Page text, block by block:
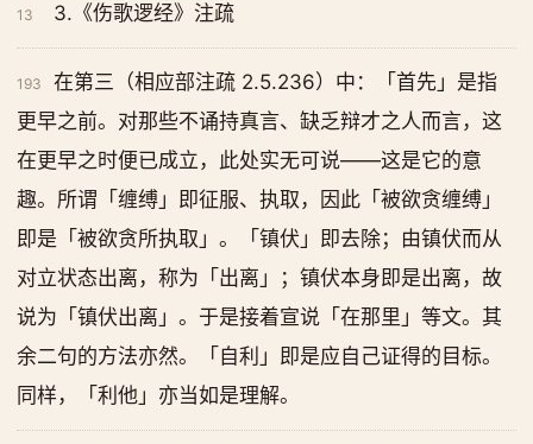
13 3.《伤歌逻经》注疏
193
在第三（相应部注疏 2.5.236）中：「首先」是指
更早之前。对那些不诵持真言、缺乏辩才之人而言，这
在更早之时便已成立，此处实无可说——这是它的意
趣。所谓「缠缚」即征服、执取，因此「被欲贪缠缚」
即是「被欲贪所执取」。「镇伏」即去除；由镇伏而从
对立状态出离，称为「出离」；镇伏本身即是出离，故
说为「镇伏出离」。于是接着宣说「在那里」等文。其
余二句的方法亦然。「自利」即是应自己证得的目标。
同样，「利他」亦当如是理解。